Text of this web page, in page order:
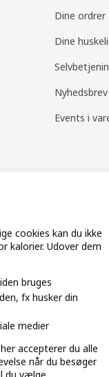
Dine ordrer
Dine
Nyhedsbrev
Events i
cookies kan du ikke
kalorier. Udover dem
bruges
fx husker din
medier
accepterer du alle
når du besøger